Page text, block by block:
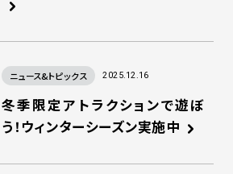
ニュース&トピックス 2025.12.16
冬季限定アトラクションで遊ぼ
う！ウィンターシーズン実施中